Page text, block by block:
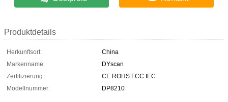
Produktdetails
Herkunftsort:
China
Markenname:
DYscan
Zertifizierung:
CE ROHS FCC IEC
Modellnummer:
DP8210